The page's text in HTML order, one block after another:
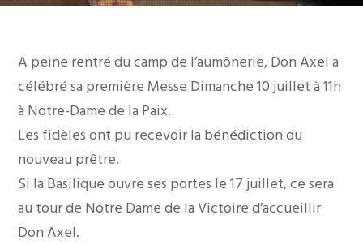
A peine rentré du camp de l’aumônerie, Don Axel a
célébré sa première Messe Dimanche 10 juillet à 11h
à Notre-Dame de la Paix.
Les fidèles ont pu recevoir la bénédiction du
nouveau prêtre.
Si la Basilique ouvre ses portes le 17 juillet, ce sera
au tour de Notre Dame de la Victoire d’accueillir
Don Axel.